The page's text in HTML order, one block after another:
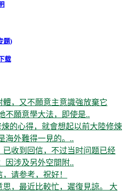
题)
载
體，又不願意主意識強放棄它
不願意學大法，即使是..
的心得，就會想起以前大陸修煉
海外難得一見的。..
已收到回信，不过当时问题已经
涉及另外空間附..
请参考，祝好！
思，最近比較忙，遲復見諒。 大